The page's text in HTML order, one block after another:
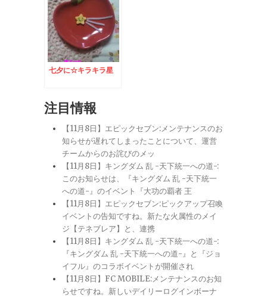
七夕に☆キラキラ星
注目情報
【11月8日】エピックセブン:メンテナンスのお
知らせが遅れてしまったことについて、運営
チームからのお詫びのメッ
【11月8日】キングダム 乱 -天下統一への道-:
このお知らせは、『キングダム 乱 -天下統一
への道-』のイベント『大功の覇者 王
【11月8日】エピックセブン:ピックアップ召喚
イベントの告知ですね。新たな火属性のメイ
ジ【テネブレア】と、連携
【11月8日】キングダム 乱 -天下統一への道-:
『キングダム 乱 -天下統一への道-』と『ジョ
イフル』のコラボイベントが開催され
【11月8日】FC MOBILE:メンテナンスのお知
らせですね。新しいデイリーログインボーナ